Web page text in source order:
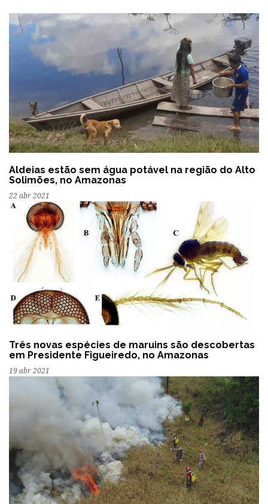
Aldeias estão sem água potável na região do Alto
Solimões, no Amazonas
22 abr 2021
Três novas espécies de maruins são descobertas
em Presidente Figueiredo, no Amazonas
19 abr 2021